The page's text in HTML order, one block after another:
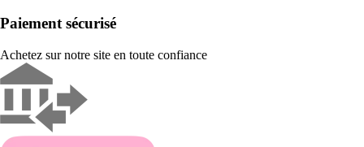
Paiement sécurisé
Achetez sur notre site en toute confiance